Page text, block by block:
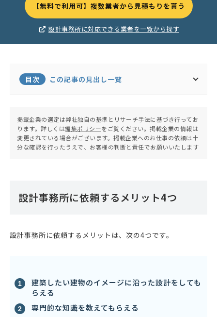
【無料で利用可】複数業者から見積もりを貰う
設計事務所に対応できる業者を一覧から探す
目次 この記事の見出し一覧
掲載企業の選定は弊社独自の基準とリサーチ手法に基づき行ってお
ります。詳しくは編集ポリシーをご覧ください。掲載企業の情報は
変更されている場合がございます。掲載企業へのお仕事の依頼は十
分な確認を行ったうえで、お客様の判断と責任でお願いいたします
設計事務所に依頼するメリット4つ
設計事務所に依頼するメリットは、次の4つです。
建築したい建物のイメージに沿った設計をしても
らえる
専門的な知識を教えてもらえる